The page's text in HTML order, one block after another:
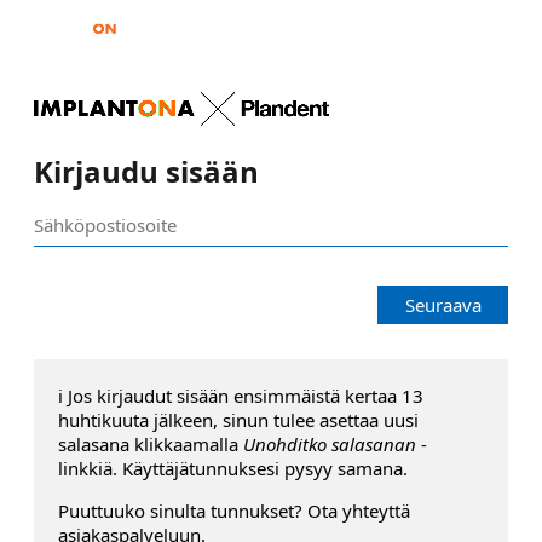
Kirjaudu sisään
Seuraava
ℹ️ Jos kirjaudut sisään ensimmäistä kertaa 13
huhtikuuta jälkeen, sinun tulee asettaa uusi
salasana klikkaamalla Unohditko salasanan -
linkkiä. Käyttäjätunnuksesi pysyy samana.
Puuttuuko sinulta tunnukset? Ota yhteyttä
asiakaspalveluun.